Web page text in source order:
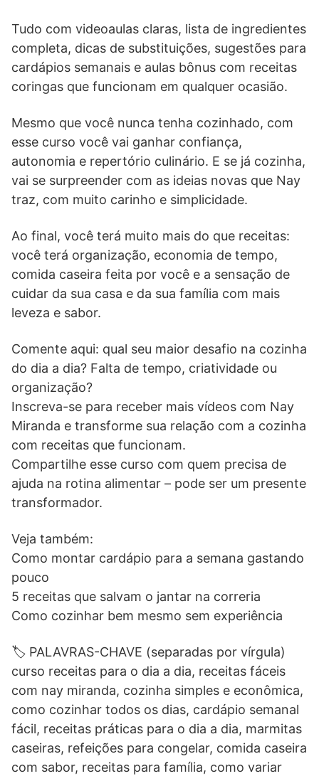
Tudo com videoaulas claras, lista de ingredientes
completa, dicas de substituições, sugestões para
cardápios semanais e aulas bônus com receitas
coringas que funcionam em qualquer ocasião.
Mesmo que você nunca tenha cozinhado, com
esse curso você vai ganhar confiança,
autonomia e repertório culinário. E se já cozinha,
vai se surpreender com as ideias novas que Nay
traz, com muito carinho e simplicidade.
Ao final, você terá muito mais do que receitas:
você terá organização, economia de tempo,
comida caseira feita por você e a sensação de
cuidar da sua casa e da sua família com mais
leveza e sabor.
Comente aqui: qual seu maior desafio na cozinha
do dia a dia? Falta de tempo, criatividade ou
organização?
Inscreva-se para receber mais vídeos com Nay
Miranda e transforme sua relação com a cozinha
com receitas que funcionam.
Compartilhe esse curso com quem precisa de
ajuda na rotina alimentar – pode ser um presente
transformador.
Veja também:
Como montar cardápio para a semana gastando
pouco
5 receitas que salvam o jantar na correria
Como cozinhar bem mesmo sem experiência
🏷️ PALAVRAS-CHAVE (separadas por vírgula)
curso receitas para o dia a dia, receitas fáceis
com nay miranda, cozinha simples e econômica,
como cozinhar todos os dias, cardápio semanal
fácil, receitas práticas para o dia a dia, marmitas
caseiras, refeições para congelar, comida caseira
com sabor, receitas para família, como variar